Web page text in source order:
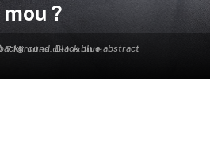
Black blue abstract
?
7 Minutes de Lecture